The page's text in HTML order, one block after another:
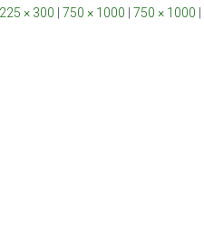
225 × 300 750 × 1000 750 × 1000